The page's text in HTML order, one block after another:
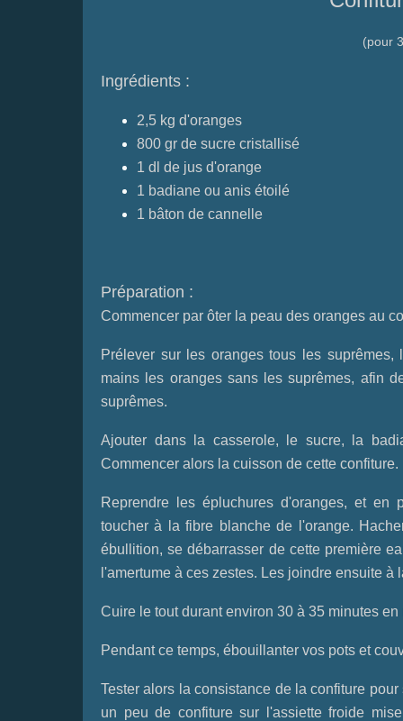
(pour
Ingrédients :
2,5 kg d'oranges
800 gr de sucre cristallisé
1 dl de jus d'orange
1 badiane ou anis étoilé
1 bâton de cannelle
Préparation :
Commencer par ôter la peau des oranges au
Prélever sur les oranges tous les
mains les oranges sans les suprêmes, afin
suprêmes.
Ajouter dans la casserole, le sucre, la
Commencer alors la cuisson de cette confiture.
Reprendre les épluchures d'oranges, et en
toucher à la fibre blanche de l'orange.
ébullition, se débarrasser de cette première
l'amertume à ces zestes. Les joindre ensuite à
Cuire le tout durant environ 30 à 35 minutes
Pendant ce temps, ébouillanter vos pots et
Tester alors la consistance de la confiture
un peu de confiture sur l'assiette froide